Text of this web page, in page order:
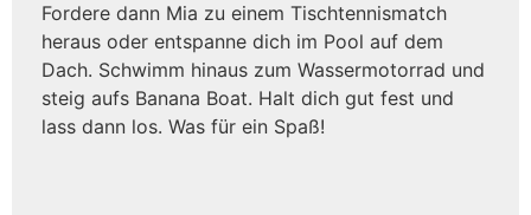
Fordere dann Mia zu einem Tischtennismatch
heraus oder entspanne dich im Pool auf dem
Dach. Schwimm hinaus zum Wassermotorrad und
steig aufs Banana Boat. Halt dich gut fest und
lass dann los. Was für ein Spaß!